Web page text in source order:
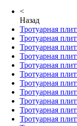
<
Назад
Тротуарная
Тротуарная
Тротуарная
Тротуарная
Тротуарная
Тротуарная
Тротуарная
Тротуарная
Тротуарная
Тротуарная
Тротуарная